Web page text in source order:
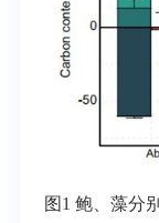
图1 鲍、藻分